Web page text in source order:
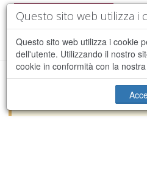
Questo sito web utilizza i
Questo sito web utilizza i cookie
dell'utente. Utilizzando il nostro
cookie in conformità con la
Spiacente, si è verificato un
processamento della richiesta.